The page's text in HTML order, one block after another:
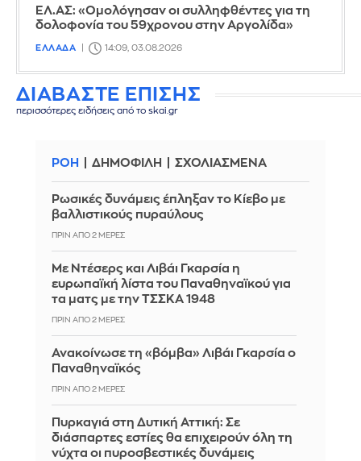
ΕΛ.ΑΣ: «Ομολόγησαν οι συλληφθέντες για τη
δολοφονία του 59χρονου στην Αργολίδα»
ΕΛΛΑΔΑ 14:09, 03.08.2026
ΔΙΑΒΑΣΤΕ ΕΠΙΣΗΣ
περισσότερες ειδήσεις από το skai.gr
ΡΟΗ ΔΗΜΟΦΙΛΗ ΣΧΟΛΙΑΣΜΕΝΑ
Ρωσικές δυνάμεις έπληξαν το Κίεβο με
βαλλιστικούς πυραύλους
ΠΡΙΝ ΑΠΌ 2 ΜΈΡΕΣ
Με Ντέσερς και Λιβάι Γκαρσία η
ευρωπαϊκή λίστα του Παναθηναϊκού για
τα ματς με την ΤΣΣΚΑ 1948
ΠΡΙΝ ΑΠΌ 2 ΜΈΡΕΣ
Ανακοίνωσε τη «βόμβα» Λιβάι Γκαρσία ο
Παναθηναϊκός
ΠΡΙΝ ΑΠΌ 2 ΜΈΡΕΣ
Πυρκαγιά στη Δυτική Αττική: Σε
διάσπαρτες εστίες θα επιχειρούν όλη τη
νύχτα οι πυροσβεστικές δυνάμεις